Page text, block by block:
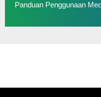
Panduan Penggunaan